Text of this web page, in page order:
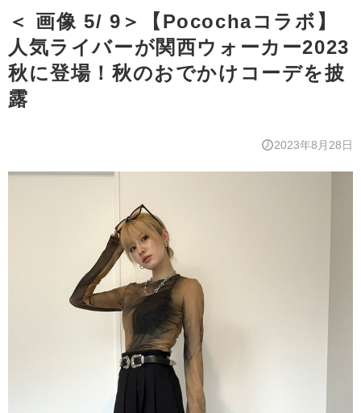
＜ 画像 5/ 9＞【Pocochaコラボ】
人気ライバーが関西ウォーカー2023
秋に登場！秋のおでかけコーデを披
露
2023年8月28日